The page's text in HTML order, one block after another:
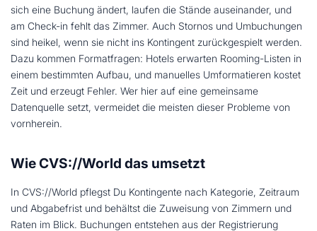
sich eine Buchung ändert, laufen die Stände auseinander, und
am Check-in fehlt das Zimmer. Auch Stornos und Umbuchungen
sind heikel, wenn sie nicht ins Kontingent zurückgespielt werden.
Dazu kommen Formatfragen: Hotels erwarten Rooming-Listen in
einem bestimmten Aufbau, und manuelles Umformatieren kostet
Zeit und erzeugt Fehler. Wer hier auf eine gemeinsame
Datenquelle setzt, vermeidet die meisten dieser Probleme von
vornherein.
Wie CVS://World das umsetzt
In CVS://World pflegst Du Kontingente nach Kategorie, Zeitraum
und Abgabefrist und behältst die Zuweisung von Zimmern und
Raten im Blick. Buchungen entstehen aus der Registrierung